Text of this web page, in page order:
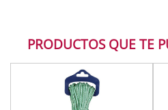
PRODUCTOS QUE TE